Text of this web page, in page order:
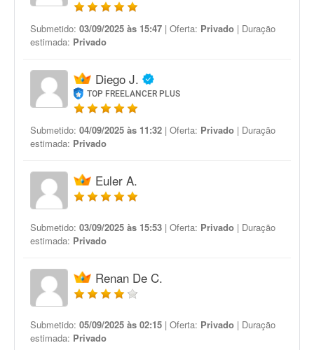
Submetido: 03/09/2025 às 15:47 | Oferta: Privado | Duração
estimada: Privado
Diego J.
TOP FREELANCER PLUS
Submetido: 04/09/2025 às 11:32 | Oferta: Privado | Duração
estimada: Privado
Euler A.
Submetido: 03/09/2025 às 15:53 | Oferta: Privado | Duração
estimada: Privado
Renan De C.
Submetido: 05/09/2025 às 02:15 | Oferta: Privado | Duração
estimada: Privado